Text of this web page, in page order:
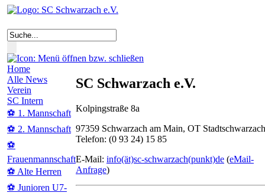
Home
Alle News
Verein
SC Intern
⚽ 1. Mannschaft
⚽ 2. Mannschaft
⚽
Frauenmannschaft
⚽ Alte Herren
⚽ Junioren U7-
SC Schwarzach e.V.
Kolpingstraße 8a
97359 Schwarzach am Main, OT Stadtschwarzach
Telefon: (0 93 24) 15 85
E-Mail: info(ät)sc-schwarzach(punkt)de (eMail-
Anfrage)